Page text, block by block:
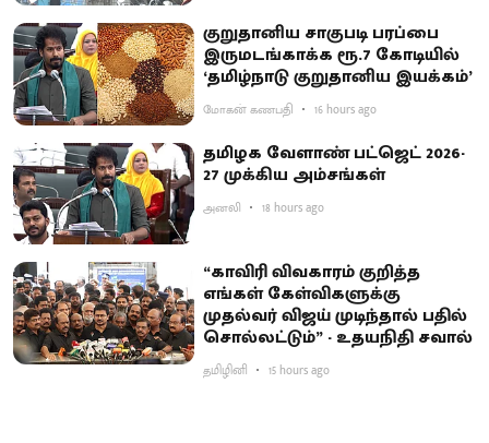
குறுதானிய சாகுபடி பரப்பை
இருமடங்காக்க ரூ.7 கோடியில்
‘தமிழ்நாடு குறுதானிய இயக்கம்’
மோகன் கணபதி 16 hours ago
தமிழக வேளாண் பட்ஜெட் 2026-
27 முக்கிய அம்சங்கள்
அனலி 18 hours ago
“காவிரி விவகாரம் குறித்த
எங்கள் கேள்விகளுக்கு
முதல்வர் விஜய் முடிந்தால் பதில்
சொல்லட்டும்” - உதயநிதி சவால்
தமிழினி 15 hours ago